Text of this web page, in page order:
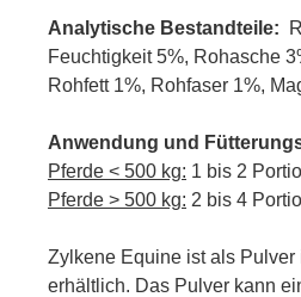
Analytische Bestandteile:
Feuchtigkeit 5%, Rohasche
Rohfett 1%, Rohfaser 1%,
Anwendung und
Pferde < 500 kg: 1 bis 2
Pferde > 500 kg: 2 bis 4
Zylkene Equine ist als
erhältlich. Das Pulver kann